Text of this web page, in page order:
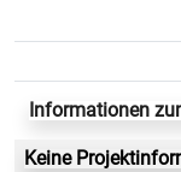
Informationen
Keine